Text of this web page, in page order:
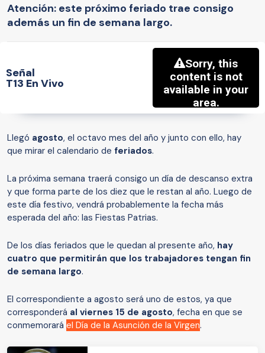
Atención: este próximo feriado trae consigo
además un fin de semana largo.
Señal
T13 En Vivo
Llegó agosto, el octavo mes del año y junto con ello, hay
que mirar el calendario de feriados.
La próxima semana traerá consigo un día de descanso extra
y que forma parte de los diez que le restan al año. Luego de
este día festivo, vendrá probablemente la fecha más
esperada del año: las Fiestas Patrias.
De los días feriados que le quedan al presente año, hay
cuatro que permitirán que los trabajadores tengan fin
de semana largo.
El correspondiente a agosto será uno de estos, ya que
corresponderá al viernes 15 de agosto, fecha en que se
conmemorará el Día de la Asunción de la Virgen.